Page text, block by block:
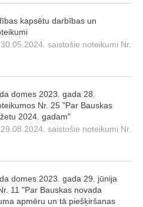
kapsētu darbības un
saistošie noteikumi Nr.
domes 2023. gada 28.
Nr. 25 "Par Bauskas
2024. gadam"
saistošie noteikumi Nr.
domes 2023. gada 29. jūnija
11 "Par Bauskas novada
apmēru un tā piešķiršanas